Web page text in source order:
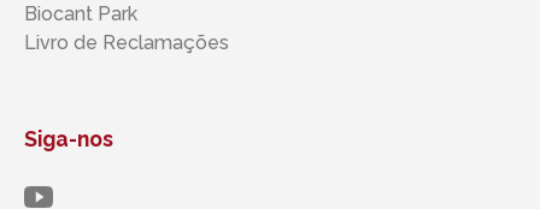
Biocant Park
Livro de Reclamações
Siga-nos